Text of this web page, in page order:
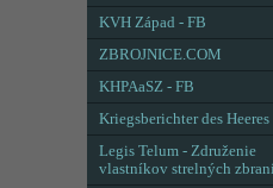
KVH Západ - FB
ZBROJNICE.COM
KHPAaSZ - FB
Kriegsberichter des Heeres
Legis Telum - Združenie
vlastníkov strelných